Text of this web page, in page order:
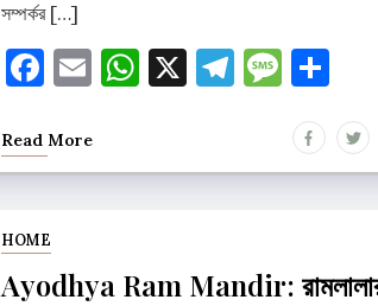
সম্পর্কর […]
Facebook
EmailWhatsApp
X Telegram
Read More
HOME
Ayodhya Ram Mandir: রামলালার